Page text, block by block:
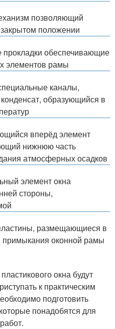
позволяющий
положении
прокладки обеспечивающие
элементов рамы
каналы,
образующийся в
вперёд элемент
нижнюю часть
атмосферных осадков
элемент окна
стороны,
размещающиеся в
примыкания оконной рамы
окна будут
к практическим
подготовить
понадобятся для